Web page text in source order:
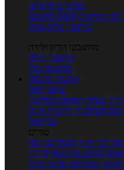
מותניים לירכיים
מחשבון BMI מומלצים
מחשבון אחוז שומן
מחשבוני הריון ולידה
מחשבון הריון
מחשבון ביוץ
כתבות כתבות
ערוצי תוכן
ובעיות רפואה משלימה
והמלצות חדשות אוכל
ובריאות
טורים
לבריאות לבשל כמו שף
מזיזים את הגוף הרזיה
משלימה גורמה ביתי